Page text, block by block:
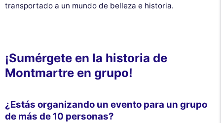
transportado a un mundo de belleza e historia.
¡Sumérgete en la historia de
Montmartre en grupo!
¿Estás organizando un evento para un grupo
de más de 10 personas?